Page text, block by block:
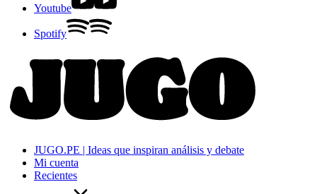
Youtube
Spotify
JUGO.PE | Ideas que inspiran análisis y debate
Mi cuenta
Recientes